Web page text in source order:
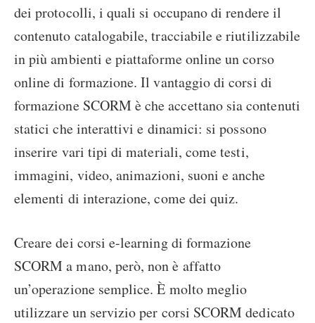
dei protocolli, i quali si occupano di rendere il
contenuto catalogabile, tracciabile e riutilizzabile
in più ambienti e piattaforme online un corso
online di formazione. Il vantaggio di corsi di
formazione SCORM è che accettano sia contenuti
statici che interattivi e dinamici: si possono
inserire vari tipi di materiali, come testi,
immagini, video, animazioni, suoni e anche
elementi di interazione, come dei quiz.
Creare dei corsi e-learning di formazione
SCORM a mano, però, non è affatto
un’operazione semplice. È molto meglio
utilizzare un servizio per corsi SCORM dedicato